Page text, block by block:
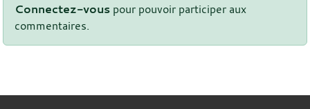
Connectez-vous pour pouvoir participer aux
commentaires.